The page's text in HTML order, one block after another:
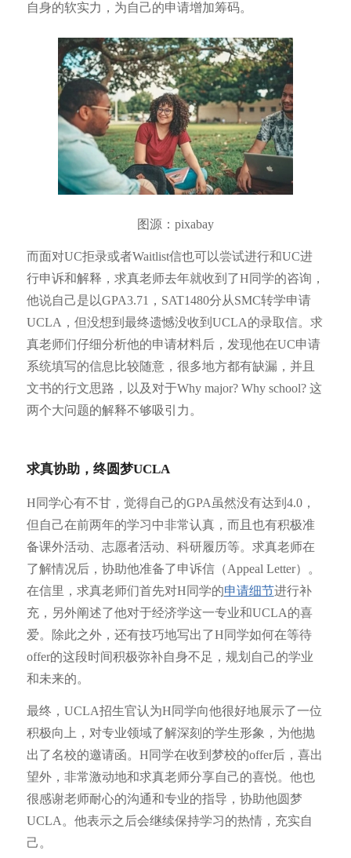
自身的软实力，为自己的申请增加筹码。
图源：pixabay
而面对UC拒录或者Waitlist信也可以尝试进行和UC进
行申诉和解释，求真老师去年就收到了H同学的咨询，
他说自己是以GPA3.71，SAT1480分从SMC转学申请
UCLA，但没想到最终遗憾没收到UCLA的录取信。求
真老师们仔细分析他的申请材料后，发现他在UC申请
系统填写的信息比较随意，很多地方都有缺漏，并且
文书的行文思路，以及对于Why major? Why school? 这
两个大问题的解释不够吸引力。
求真协助，终圆梦UCLA
H同学心有不甘，觉得自己的GPA虽然没有达到4.0，
但自己在前两年的学习中非常认真，而且也有积极准
备课外活动、志愿者活动、科研履历等。求真老师在
了解情况后，协助他准备了申诉信（Appeal Letter）。
在信里，求真老师们首先对H同学的申请细节进行补
充，另外阐述了他对于经济学这一专业和UCLA的喜
爱。除此之外，还有技巧地写出了H同学如何在等待
offer的这段时间积极弥补自身不足，规划自己的学业
和未来的。
最终，UCLA招生官认为H同学向他很好地展示了一位
积极向上，对专业领域了解深刻的学生形象，为他抛
出了名校的邀请函。H同学在收到梦校的offer后，喜出
望外，非常激动地和求真老师分享自己的喜悦。他也
很感谢老师耐心的沟通和专业的指导，协助他圆梦
UCLA。他表示之后会继续保持学习的热情，充实自
己。